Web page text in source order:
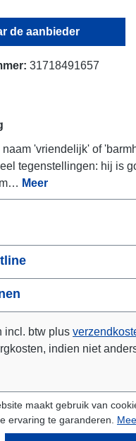
de aanbieder
31718491657
'vriendelijk' of
tegenstellingen: hij is
Meer
incl. btw plus
indien niet
maakt gebruik van
ervaring te garanderen.